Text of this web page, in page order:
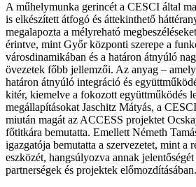
A műhelymunka gerincét a CESCI által
is elkészített átfogó és áttekinthető
megalapozta a mélyreható
érintve, mint Győr központi szerepe a
városdinamikában és a határon átnyúló
övezetek főbb jellemzői. Az anyag –
határon átnyúló integráció és
kitér, kiemelve a fokozott együttműködés
megállapításokat Jaschitz Mátyás, a
miután magát az ACCESS projektet
főtitkára bemutatta. Emellett Németh
igazgatója bemutatta a szervezetet, mint a
eszközét, hangsúlyozva annak
partnerségek és projektek előmozdításában.